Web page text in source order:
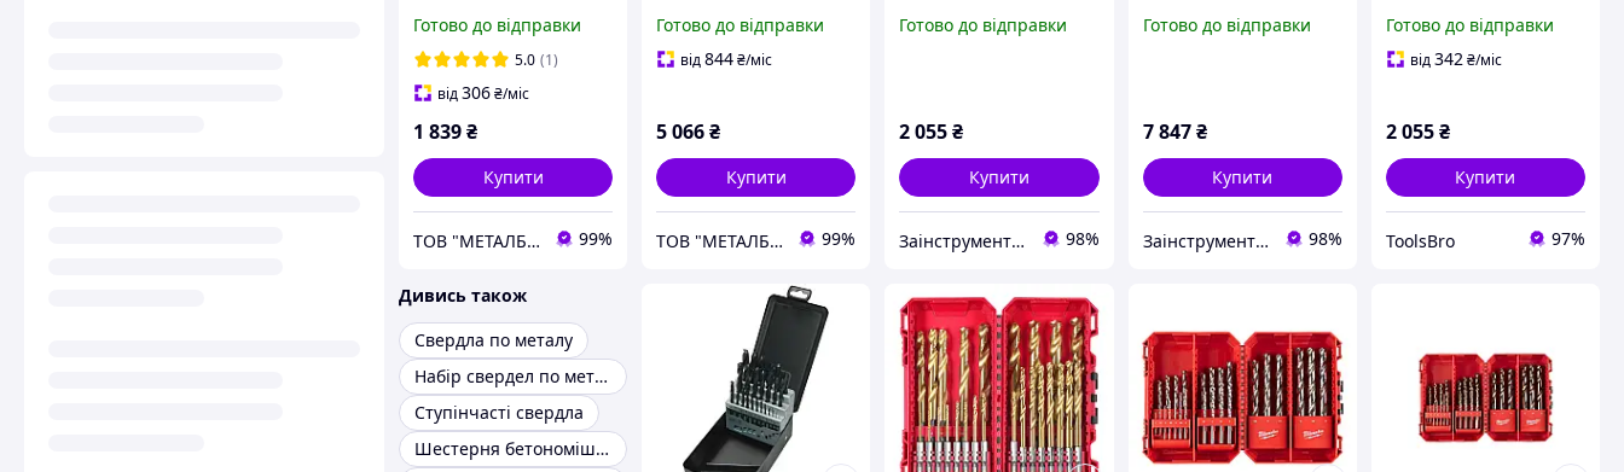
шт (4932493869)
Готово до відправки
5.0 (1)
від306₴/міс
1 839₴
Купити
ТОВ "МЕТАЛБОКС" 99%
HSS-G 25 шт
(4932500420)
Готово до відправки
від844₴/міс
5 066₴
Купити
ТОВ "МЕТАЛБОКС" 99%
4932352469
Готово до відправки
2 055₴
Купити
Заінструментом 98%
(4932493868)
Готово до відправки
7 847 ₴
Купити
Заінструментом 98%
шт.) (1-13 мм)
Готово до відправки
від342₴/міс
2 055₴
Купити
ToolsBro 97%
Дивись також
Свердла по металу
Набір свердел по металу
Ступінчасті свердла
Шестерня бетономішалки